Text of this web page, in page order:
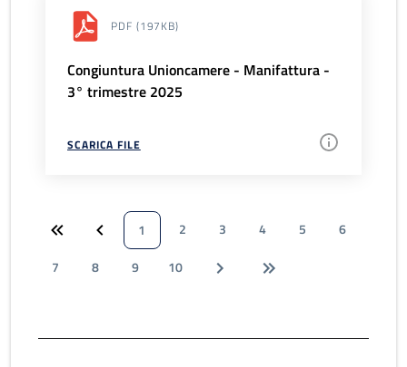
PDF (197KB)
Congiuntura Unioncamere - Manifattura -
3° trimestre 2025
SCARICA FILE
1 2 3 4 5
6
7
8 9 10